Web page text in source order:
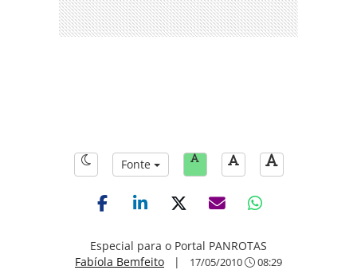
Fonte
Especial para o Portal PANROTAS
Fabíola Bemfeito | 17/05/2010 08:29